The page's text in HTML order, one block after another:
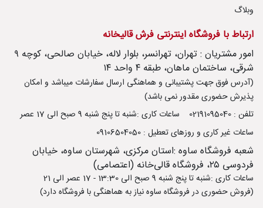
وبلاگ
ارتباط با فروشگاه اینترنتی فرش قالیخانه
امور مشتریان : تهران، تهرانسر، بلوار لاله، خیابان صالحی، کوچه ۹
شرقی، ساختمان ماهان، طبقه ۴ واحد ۱۴
(آدرس فوق جهت پشتیبانی و هماهنگی ارسال سفارشات میباشد و امکان
پذیرش حضوری مقدور نمی باشد)
تلفن : 02191095040
ساعات کاری :شنبه تا پنج شنبه 9 صبح الی 17 عصر
ساعات غیر کاری و روزهای تعطیل : 09106504050
شعبه فروشگاه ساوه :استان مرکزی، شهرستان ساوه، خیابان
فردوسی ۲۵، فروشگاه قالی‌خانه (اعتصامی)
ساعات کاری :شنبه تا پنج شنبه 9 صبح الی 13:30 - 17 عصر الی 21
(فروش حضوری در فروشگاه ساوه نیاز به هماهنگی با فروشگاه دارد)